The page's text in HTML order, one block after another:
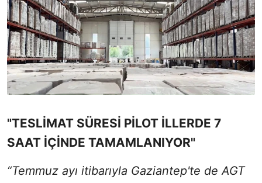
"TESLİMAT SÜRESİ PİLOT İLLERDE 7
SAAT İÇİNDE TAMAMLANIYOR"
“Temmuz ayı itibarıyla Gaziantep'te de AGT